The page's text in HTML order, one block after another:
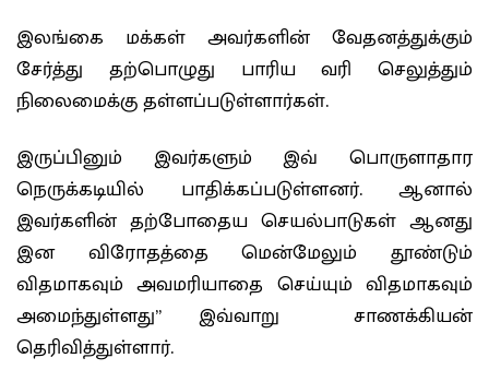
இலங்கை மக்கள் அவர்களின் வேதனத்துக்கும்
சேர்த்து தற்பொழுது பாரிய வரி செலுத்தும்
நிலைமைக்கு தள்ளப்படுள்ளார்கள்.
இருப்பினும் இவர்களும் இவ் பொருளாதார
நெருக்கடியில் பாதிக்கப்படுள்ளனர். ஆனால்
இவர்களின் தற்போதைய செயல்பாடுகள் ஆனது
இன விரோதத்தை மென்மேலும் தூண்டும்
விதமாகவும் அவமரியாதை செய்யும் விதமாகவும்
அமைந்துள்ளது” இவ்வாறு சாணக்கியன்
தெரிவித்துள்ளார்.